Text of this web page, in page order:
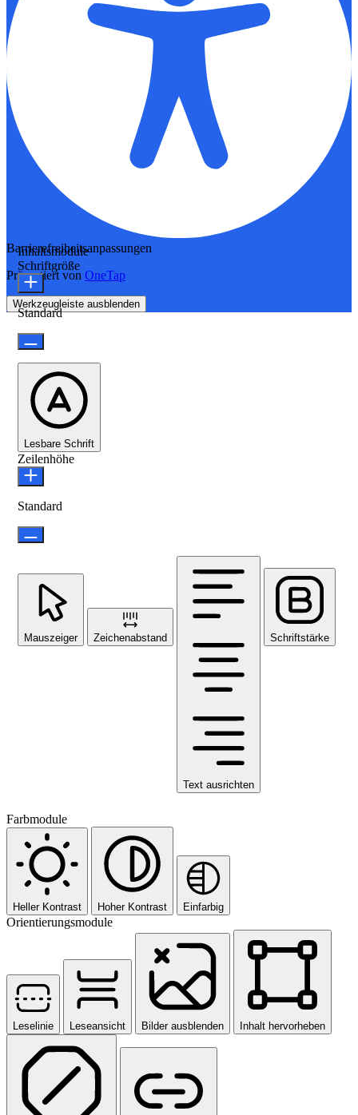
Barrierefreiheitsanpassungen
Präsentiert von OneTap
Werkzeugleiste ausblenden
Inhaltsmodule
Schriftgröße
Standard
Lesbare Schrift
Zeilenhöhe
Standard
Mauszeiger Zeichenabstand
Text ausrichten
Schriftstärke
Farbmodule
Heller Kontrast Hoher Kontrast Einfarbig
Orientierungsmodule
Leselinie Leseansicht Bilder ausblenden Inhalt hervorheben